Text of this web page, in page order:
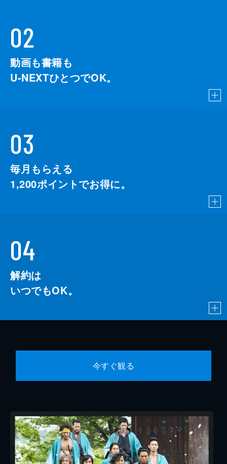
02
動画も書籍も
U-NEXTひとつでOK。
03
毎月もらえる
1,200ポイントでお得に。
04
解約は
いつでもOK。
今すぐ観る